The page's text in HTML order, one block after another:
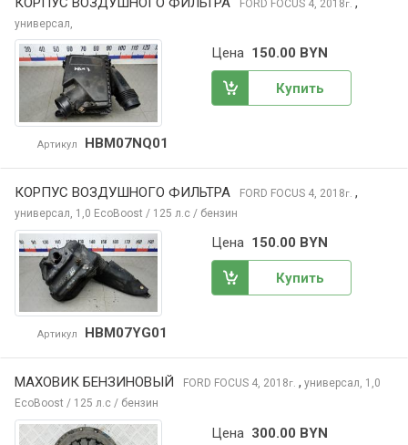
FORD FOCUS 4, 2018г.
универсал,
Артикул HBM07NQ01
Цена 150.00 BYN
Купить
КОРПУС ВОЗДУШНОГО ФИЛЬТРА FORD FOCUS 4, 2018г. ,
универсал, 1,0 EcoBoost / 125 л.с / бензин
Артикул HBM07YG01
Цена 150.00 BYN
Купить
МАХОВИК БЕНЗИНОВЫЙ FORD FOCUS 4, 2018г. , универсал, 1,0
EcoBoost / 125 л.с / бензин
Цена 300.00 BYN